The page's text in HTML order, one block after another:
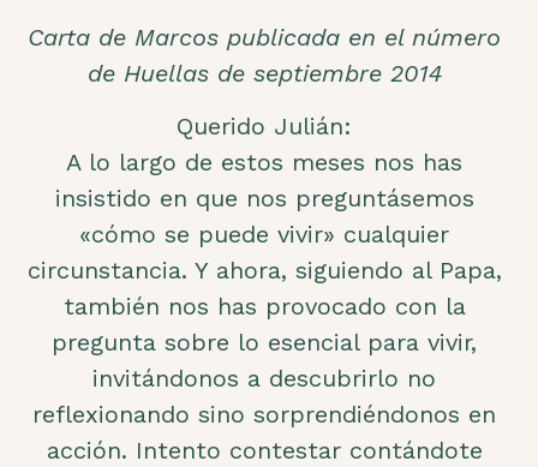
Carta de Marcos publicada en el número
de Huellas de septiembre 2014
Querido Julián:
A lo largo de estos meses nos has
insistido en que nos preguntásemos
«cómo se puede vivir» cualquier
circunstancia. Y ahora, siguiendo al Papa,
también nos has provocado con la
pregunta sobre lo esencial para vivir,
invitándonos a descubrirlo no
reflexionando sino sorprendiéndonos en
acción. Intento contestar contándote